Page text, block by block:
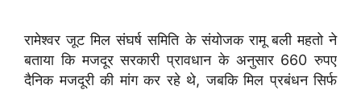
रामेश्वर जूट मिल संघर्ष समिति के संयोजक रामू बली महतो ने
बताया कि मजदूर सरकारी प्रावधान के अनुसार 660 रुपए
दैनिक मजदूरी की मांग कर रहे थे, जबकि मिल प्रबंधन सिर्फ